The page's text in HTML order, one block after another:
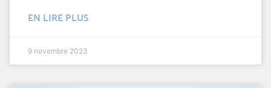
EN LIRE PLUS
9 novembre 2023